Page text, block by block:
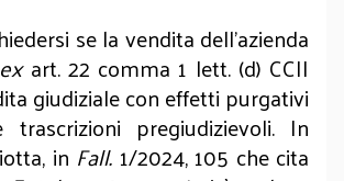
se la vendita dell’azienda
exart. 22 comma 1 lett. (d) CCII
giudiziale con effetti purgativi
trascrizioni pregiudizievoli. In
in Fall. 1/2024, 105 che cita